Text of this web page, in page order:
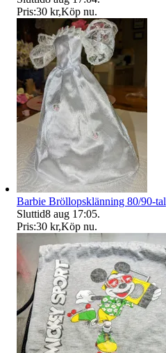
Pris:30 kr,Köp nu.
Barbie Bröllopsklänning 80/90-tal
Sluttid8 aug 17:05.
Pris:30 kr,Köp nu.